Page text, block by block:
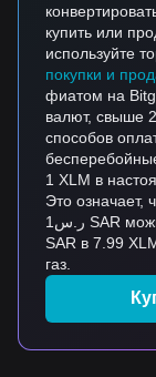
купить или
используйте
покупки и
фиатом на
валют, свыше
способов
1 XLM в
Это означает,
ر.س1 SAR можно конвертировать в 1.6 XLM, а ر.س50
SAR в 7.99
газ.